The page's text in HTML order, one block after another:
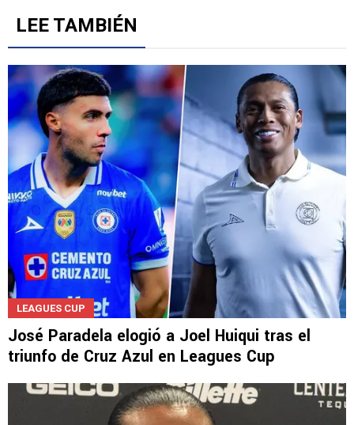
LEE TAMBIÉN
LEAGUES CUP
José Paradela elogió a Joel Huiqui tras el
triunfo de Cruz Azul en Leagues Cup